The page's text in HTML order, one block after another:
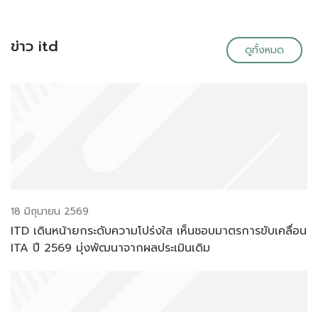
ข่าว itd ดูทั้งหมด
18 มิถุนายน 2569
ITD เดินหน้ายกระดับความโปร่งใส เห็นชอบมาตรการขับเคลื่อน
ITA ปี 2569 มุ่งพัฒนาจากผลประเมินเดิม